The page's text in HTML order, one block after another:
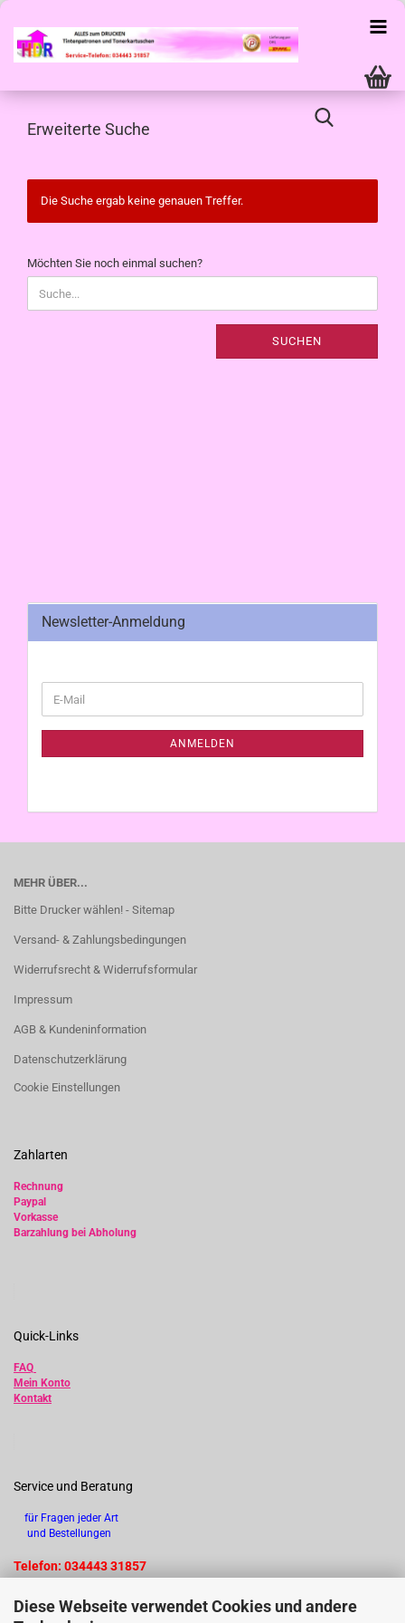
Diese Webseite verwendet Cookies und andere
Erweiterte Suche
Die Suche ergab keine genauen Treffer.
MÖCHTEN
SIE
NOCH
EINMAL
Möchten Sie noch einmal suchen?
SUCHEN
Newsletter-Anmeldung
ZUR
E-
Mail
ANMELDEN
MEHR ÜBER...
Bitte Drucker wählen! - Sitemap
Versand- & Zahlungsbedingungen
Widerrufsrecht & Widerrufsformular
Impressum
AGB & Kundeninformation
Datenschutzerklärung
Cookie Einstellungen
Zahlarten
Rechnung
Paypal
Vorkasse
Barzahlung bei Abholung
Quick-Links
FAQ
Mein Konto
Kontakt
Service und Beratung
für Fragen jeder Art
und Bestellungen
Telefon: 034443 31857